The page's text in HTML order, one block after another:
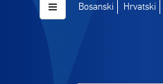
Bosanski Hrvatski